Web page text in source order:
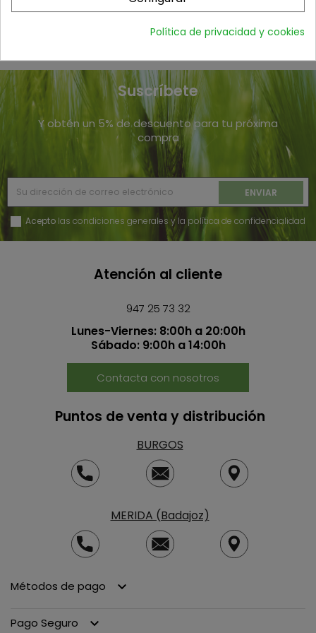
¿Por dónde puede ir una carretilla
Suscríbete
Y obtén un 5% de descuento para tu próxima
compra
Acepto las condiciones generales y la política de confidencialidad
Atención al cliente
947 25 73 32
Lunes-Viernes: 8:00h a 20:00h
Sábado: 9:00h a 14:00h
Contacta con nosotros
Puntos de venta y distribución
BURGOS
MERIDA (Badajoz)
Métodos de pago keyboard_arrow_down
Pago Seguro keyboard_arrow_down
Política de privacidad y cookies